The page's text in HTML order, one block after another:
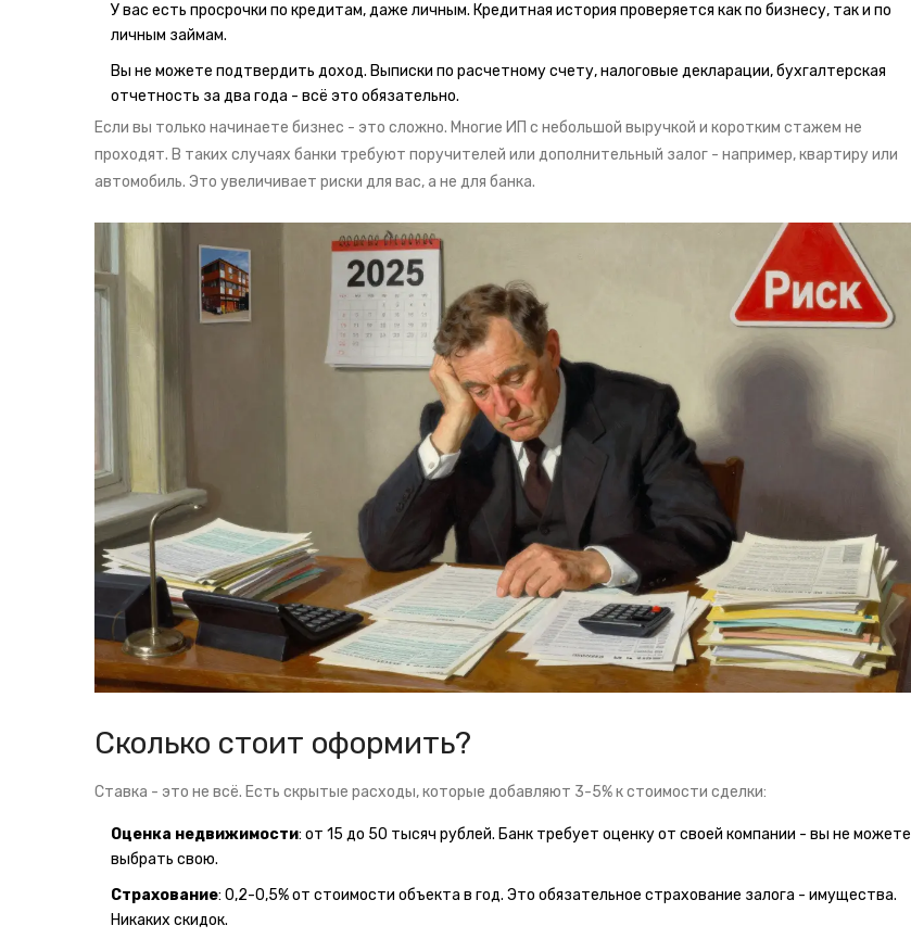
У вас есть просрочки по кредитам, даже личным. Кредитная история проверяется как по бизнесу, так и по
личным займам.
Вы не можете подтвердить доход. Выписки по расчетному счету, налоговые декларации, бухгалтерская
отчетность за два года - всё это обязательно.
Если вы только начинаете бизнес - это сложно. Многие ИП с небольшой выручкой и коротким стажем не
проходят. В таких случаях банки требуют поручителей или дополнительный залог - например, квартиру или
автомобиль. Это увеличивает риски для вас, а не для банка.
Сколько стоит оформить?
Ставка - это не всё. Есть скрытые расходы, которые добавляют 3-5% к стоимости сделки:
Оценка недвижимости: от 15 до 50 тысяч рублей. Банк требует оценку от своей компании - вы не можете
выбрать свою.
Страхование: 0,2-0,5% от стоимости объекта в год. Это обязательное страхование залога - имущества.
Никаких скидок.